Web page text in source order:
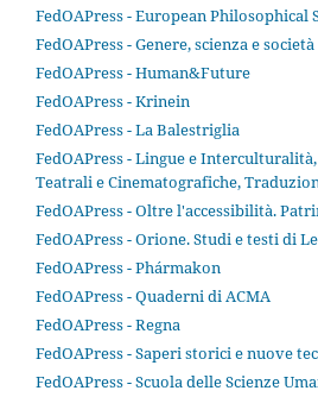
FedOAPress - European Philosophical
FedOAPress - Genere, scienza e società
FedOAPress - Human&Future
FedOAPress - Krinein
FedOAPress - La Balestriglia
FedOAPress - Lingue e
Teatrali e Cinematografiche,
FedOAPress - Oltre l'accessibilità.
FedOAPress - Orione. Studi e testi di
FedOAPress - Phármakon
FedOAPress - Quaderni di ACMA
FedOAPress - Regna
FedOAPress - Saperi storici e nuove
FedOAPress - Scuola delle Scienze